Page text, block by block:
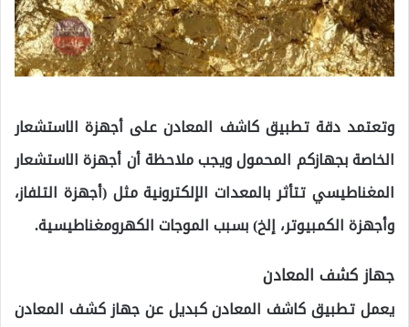
وتعتمد دقة تطبيق كاشف المعادن على أجهزة الاستشعار
الخاصة بجهازكم المحمول ويجب ملاحظة أن أجهزة الاستشعار
المغناطيسي تتأثر بالمعدات الإلكترونية مثل (أجهزة التلفاز،
وأجهزة الكمبيوتر، إلخ) بسبب الموجات الكهرومغناطيسية.
جهاز كشف المعادن
يعمل تطبيق كاشف المعادن كبديل عن جهاز كشف المعادن